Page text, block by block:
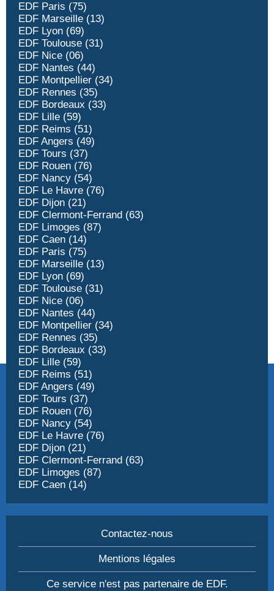
EDF Paris (75)
EDF Marseille (13)
EDF Lyon (69)
EDF Toulouse (31)
EDF Nice (06)
EDF Nantes (44)
EDF Montpellier (34)
EDF Rennes (35)
EDF Bordeaux (33)
EDF Lille (59)
EDF Reims (51)
EDF Angers (49)
EDF Tours (37)
EDF Rouen (76)
EDF Nancy (54)
EDF Le Havre (76)
EDF Dijon (21)
EDF Clermont-Ferrand (63)
EDF Limoges (87)
EDF Caen (14)
EDF Paris (75)
EDF Marseille (13)
EDF Lyon (69)
EDF Toulouse (31)
EDF Nice (06)
EDF Nantes (44)
EDF Montpellier (34)
EDF Rennes (35)
EDF Bordeaux (33)
EDF Lille (59)
EDF Reims (51)
EDF Angers (49)
EDF Tours (37)
EDF Rouen (76)
EDF Nancy (54)
EDF Le Havre (76)
EDF Dijon (21)
EDF Clermont-Ferrand (63)
EDF Limoges (87)
EDF Caen (14)
Contactez-nous
Mentions légales
Ce service n'est pas partenaire de EDF.